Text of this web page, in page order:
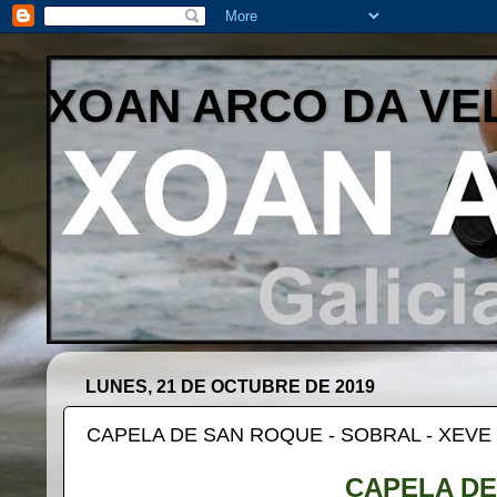
XOAN ARCO DA
LUNES, 21 DE OCTUBRE DE 2019
CAPELA DE SAN ROQUE - SOBRAL - XEVE
CAPELA